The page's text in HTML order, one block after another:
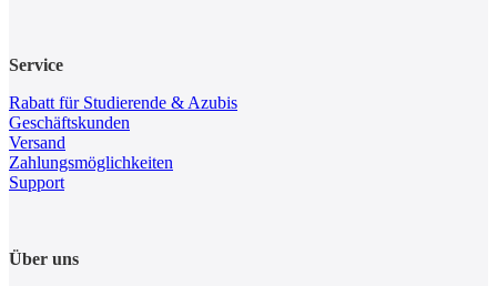
Service
Rabatt für Studierende & Azubis
Geschäftskunden
Versand
Zahlungsmöglichkeiten
Support
Über uns